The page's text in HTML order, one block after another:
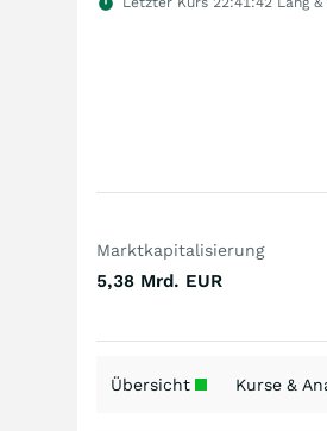
Marktkapitalisierung
5,38 Mrd. EUR
Übersicht Kurse &